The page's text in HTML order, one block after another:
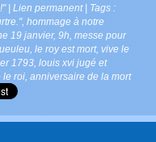
| Lien permanent| Tags :
, hommage à notre
19 janvier, 9h messe pour
le roy est mort, vive le
1793 louis xvi jugé et
le roi anniversaire de la mort